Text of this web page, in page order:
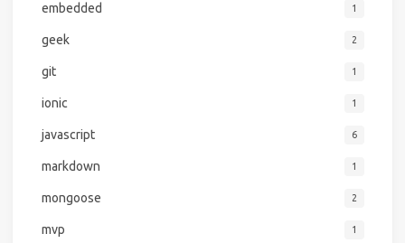
embedded 1
geek 2
git 1
ionic 1
javascript 6
markdown 1
mongoose 2
mvp 1